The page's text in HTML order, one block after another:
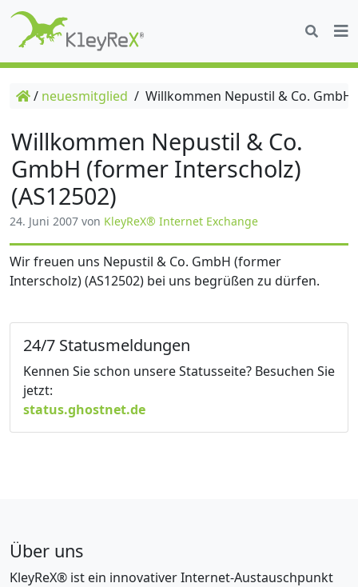
/ neuesmitglied / Willkommen Nepustil & Co.
Willkommen Nepustil & Co.
GmbH (former Interscholz)
(AS12502)
24. Juni 2007 von KleyReX® Internet Exchange
Wir freuen uns Nepustil & Co. GmbH (former
Interscholz) (AS12502) bei uns begrüßen zu dürfen.
24/7 Statusmeldungen
Kennen Sie schon unsere Statusseite? Besuchen Sie
jetzt:
status.ghostnet.de
Über uns
KleyReX® ist ein innovativer Internet-Austauschpunkt